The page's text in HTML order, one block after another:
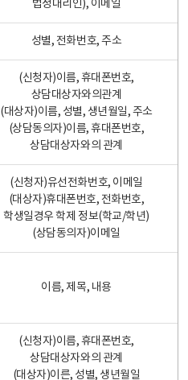
법정대리인), 이메일
성별, 전화번호, 주소
(신청자)이름, 휴대폰번호,
상담대상자와의관계
(대상자)이름, 성별, 생년월일, 주소
(상담동의자)이름, 휴대폰번호,
상담대상자와의 관계
(신청자)유선전화번호, 이메일
(대상자)휴대폰번호, 전화번호,
학생일경우 학제 정보(학교/학년)
(상담동의자)이메일
이름, 제목, 내용
(신청자)이름, 휴대폰번호,
상담대상자와의 관계
(대상자)이른, 성별, 생년월일